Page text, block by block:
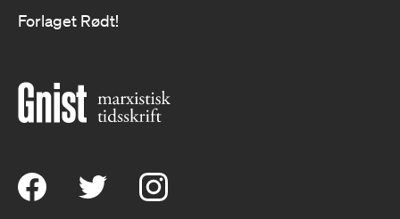
Forlaget Rødt!